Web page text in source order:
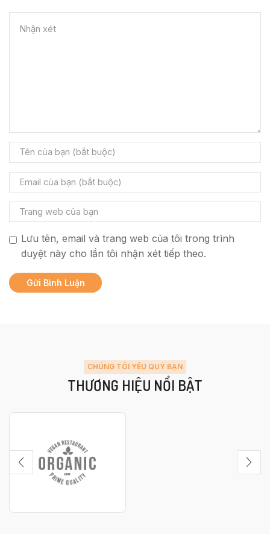
Lưu tên, email và trang web của tôi trong trình
duyệt này cho lần tôi nhận xét tiếp theo.
CHÚNG TÔI YÊU QUÝ BẠN
THƯƠNG HIỆU NỔI BẬT